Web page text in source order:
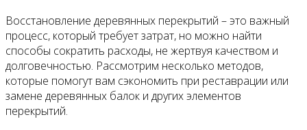
Восстановление деревянных перекрытий – это важный
процесс, который требует затрат, но можно найти
способы сократить расходы, не жертвуя качеством и
долговечностью. Рассмотрим несколько методов,
которые помогут вам сэкономить при реставрации или
замене деревянных балок и других элементов
перекрытий.